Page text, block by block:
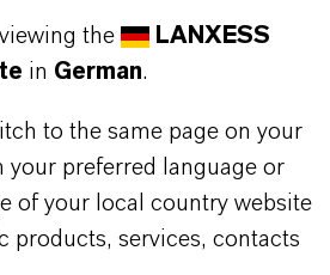
mit geringer
erhöhten Anforderungen an
und kurze Bauzeiten
the
LANXESS
in German.
to the same page on your
your preferred language or
of your local country website
products, services, contacts